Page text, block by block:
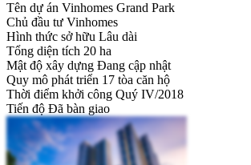
Tên dự án Vinhomes Grand Park
Chủ đầu tư Vinhomes
Hình thức sở hữu Lâu dài
Tổng diện tích 20 ha
Mật độ xây dựng Đang cập nhật
Quy mô phát triển 17 tòa căn hộ
Thời điểm khởi công Quý IV/2018
Tiến độ Đã bàn giao